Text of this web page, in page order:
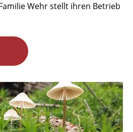
Wehr stellt ihren Betrieb